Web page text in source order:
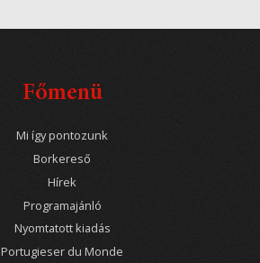
Főmenü
Mi így pontozunk
Borkereső
Hírek
Programajánló
Nyomtatott kiadás
Portugieser du Monde